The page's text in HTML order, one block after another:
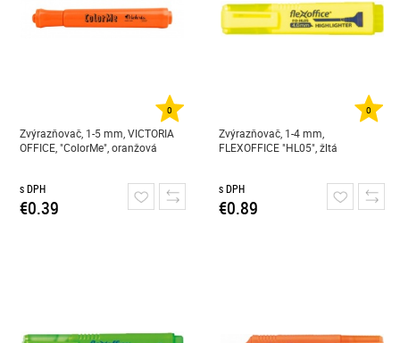
0
Zvýrazňovač, 1-5 mm, VICTORIA
OFFICE, "ColorMe", oranžová
s DPH
€0.39
0
Zvýrazňovač, 1-4 mm,
FLEXOFFICE "HL05", žltá
s DPH
€0.89